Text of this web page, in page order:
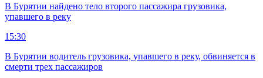
В Бурятии найдено тело второго пассажира грузовика,
упавшего в реку
15:30
В Бурятии водитель грузовика, упавшего в реку, обвиняется в
смерти трех пассажиров